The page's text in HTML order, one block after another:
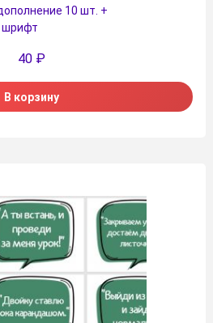
10 шт. +
шрифт
40 ₽
В корзину